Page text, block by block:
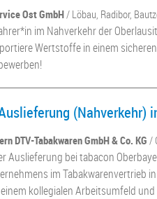
Ost GmbH/ Löbau, Radibor,
im Nahverkehr der
Wertstoffe in einem
(Nahverkehr)
DTV-Tabakwaren GmbH & Co. KG /
Auslieferung bei tabacon
im Tabakwarenvertrieb
kollegialen Arbeitsumfeld